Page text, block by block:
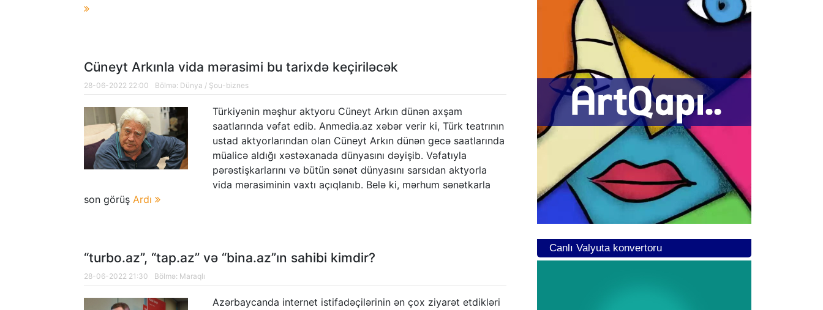
Cüneyt Arkınla vida mərasimi bu tarixdə keçiriləcək
28-06-2022 22:00 Bölmə: Dünya / Şou-biznes
Türkiyənin məşhur aktyoru Cüneyt Arkın dünən axşam
saatlarında vəfat edib. Anmedia.az xəbər verir ki, Türk teatrının
ustad aktyorlarından olan Cüneyt Arkın dünən gecə saatlarında
müalicə aldığı xəstəxanada dünyasını dəyişib. Vəfatıyla
pərəstişkarlarını və bütün sənət dünyasını sarsıdan aktyorla
vida mərasiminin vaxtı açıqlanıb. Belə ki, mərhum sənətkarla
son görüş Ardı
“turbo.az”, “tap.az” və “bina.az”ın sahibi kimdir?
28-06-2022 21:30 Bölmə: Maraqlı
Azərbaycanda internet istifadəçilərinin ən çox ziyarət etdikləri
Canlı Valyuta konvertoru